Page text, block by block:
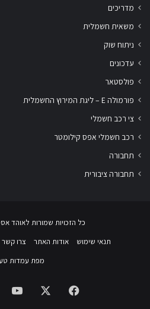
מדריכים
משאית חשמלית
ניתוח שוק
עדכונים
פולסטאר
פורמולה E – ליגת המירוץ החשמלית
צי רכב חשמלי
רכב חשמלי אפס קילומטר
תחבורה
תחבורה ציבורית
כל הזכויות שמורות לאוהד אסטון ‏©
תנאי שימוש
אודות האתר צרו קשר
מפת עמדות
Facebook